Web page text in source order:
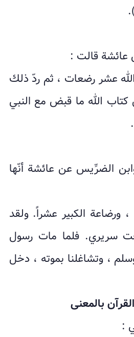
عائشة قالت :
عشر رضعات ، ثم ردّ ذلك
الله ما قبض مع النبي
الضرِّیس عن عائشة أنّها
ورضاعة الکبیر عشراً. ولقد
سریري. فلما مات رسول
، وتشاغلنا بموته ، دخل
بالمعنى
: